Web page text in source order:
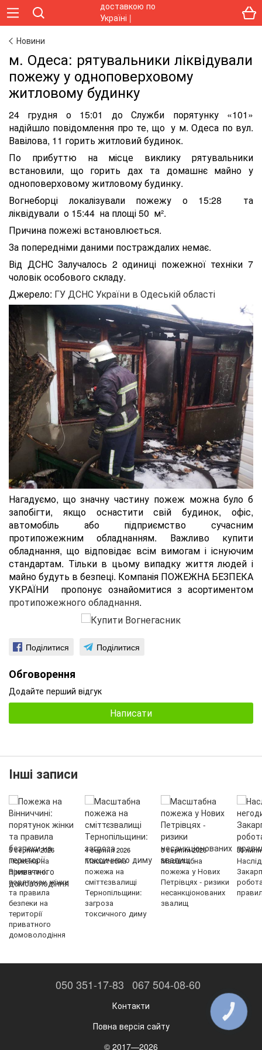
Новини
м. Одеса: рятувальники ліквідували
пожежу у одноповерховому
житловому будинку
24 грудня о 15:01 до Служби порятунку «101»
надійшло повідомлення про те, що у м. Одеса по вул.
Вавілова, 11 горить житловий будинок.
По прибуттю на місце виклику рятувальники
встановили, що горить дах та домашнє майно у
одноповерховому житловому будинку.
Вогнеборці локалізували пожежу о 15:28 та
ліквідували о 15:44 на площі 50 м².
Причина пожежі встановлюється.
За попередніми даними постраждалих немає.
Від ДСНС Залучалось 2 одиниці пожежної техніки 7
чоловік особового складу.
Джерело: ГУ ДСНС України в Одеській області
Нагадуємо, що значну частину пожеж можна було б
запобігти, якщо оснастити свій будинок, офіс,
автомобіль або підприємство сучасним
протипожежним обладнанням. Важливо купити
обладнання, що відповідає всім вимогам і існуючим
стандартам. Тільки в цьому випадку життя людей і
майно будуть в безпеці. Компанія ПОЖЕЖНА БЕЗПЕКА
УКРАЇНИ пропонує ознайомитися з асортиментом
протипожежного обладнання.
Поділитися Поділитися
Обговорення
Додайте перший відгук
Написати
Інші записи
5 серпня 2026
Пожежа на
Вінниччині:
порятунок жінки
та правила
безпеки на
території
приватного
домоволодіння
4 серпня 2026
Масштабна
пожежа на
сміттєзвалищі
Тернопільщини:
загроза
токсичного диму
3 серпня 2026
Масштабна
пожежа у Нових
Петрівцях - ризики
несанкціонованих
звалищ
30
050 351-17-83 067 504-08-60
Контакти
Повна версія сайту
© 2017—2026
КНОПКА
ЗВ'ЯЗКУ